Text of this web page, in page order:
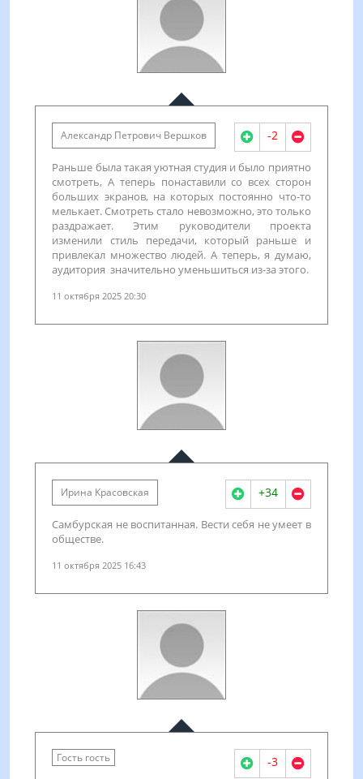
Александр Петрович Вершков -2
Раньше была такая уютная студия и было приятно
смотреть, А теперь понаставили со всех сторон
больших экранов, на которых постоянно что-то
мелькает. Смотреть стало невозможно, это только
раздражает. Этим руководители проекта
изменили стиль передачи, который раньше и
привлекал множество людей. А теперь, я думаю,
аудитория значительно уменьшиться из-за этого.
11 октября 2025 20:30
Ирина Красовская +34
Самбурская не воспитанная. Вести себя не умеет в
обществе.
11 октября 2025 16:43
Гость гость -3